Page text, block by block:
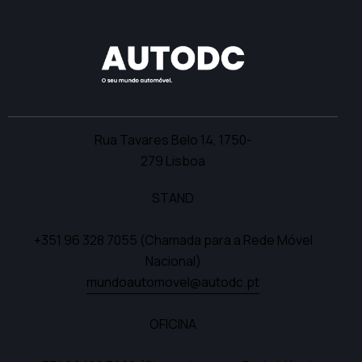
Rua Tavares Belo 14, 1750-
279 Lisboa
STAND
+351 96 328 7055 (Chamada para a Rede Móvel
Nacional)
mundoautomovel@autodc.pt
OFICINA